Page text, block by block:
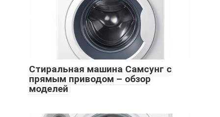
Стиральная машина Самсунг с
прямым приводом – обзор
моделей